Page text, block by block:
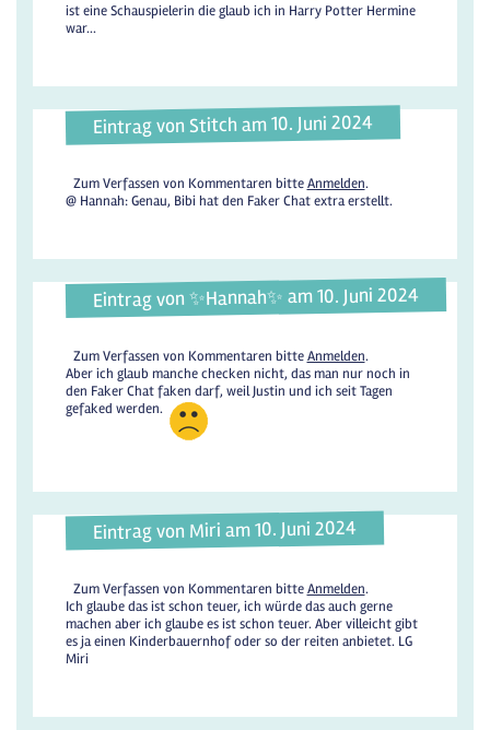
ist eine Schauspielerin die glaub ich in Harry Potter Hermine
war...
Eintrag von Stitch am 10. Juni 2024
Zum Verfassen von Kommentaren bitteAnmelden.
@ Hannah: Genau, Bibi hat den Faker Chat extra erstellt.
Eintrag von ✨️Hannah✨️ am 10. Juni 2024
Zum Verfassen von Kommentaren bitteAnmelden.
Aber ich glaub manche checken nicht, das man nur noch in
den Faker Chat faken darf, weil Justin und ich seit Tagen
gefaked werden.
Eintrag von Miri am 10. Juni 2024
Zum Verfassen von Kommentaren bitteAnmelden.
Ich glaube das ist schon teuer, ich würde das auch gerne
machen aber ich glaube es ist schon teuer. Aber villeicht gibt
es ja einen Kinderbauernhof oder so der reiten anbietet. LG
Miri